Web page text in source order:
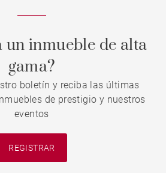
un inmueble de alta
gama?
boletín y reciba las últimas
de prestigio y nuestros
eventos
REGISTRAR